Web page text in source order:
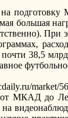
большая
При
38,5
market/
МКАД до